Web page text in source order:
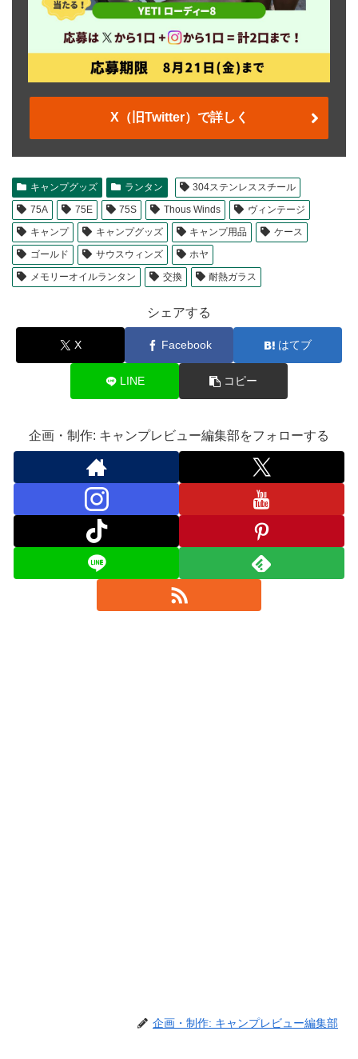
X（旧Twitter）で詳しく
キャンプグッズ ランタン
304ステンレススチール
75A
75E 75S Thous Winds
ヴィンテージ
キャンプ
キャンプグッズ キャンプ用品
ケース
ゴールド
サウスウィンズ
ホヤ
メモリーオイルランタン
交換 耐熱ガラス
シェアする
X Facebook はてブ
LINE コピー
企画・制作: キャンプレビュー編集部をフォローする
企画・制作: キャンプレビュー編集部